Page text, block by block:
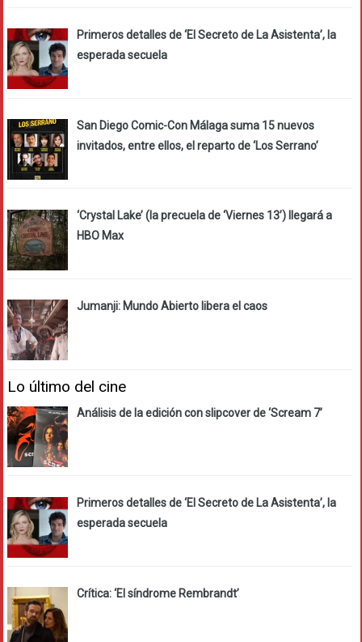
Primeros detalles de ‘El Secreto de La Asistenta’, la
esperada secuela
San Diego Comic-Con Málaga suma 15 nuevos
invitados, entre ellos, el reparto de ‘Los Serrano’
‘Crystal Lake’ (la precuela de ‘Viernes 13’) llegará a
HBO Max
Jumanji: Mundo Abierto libera el caos
Lo último del cine
Análisis de la edición con slipcover de ‘Scream 7’
Primeros detalles de ‘El Secreto de La Asistenta’, la
esperada secuela
Crítica: ‘El síndrome Rembrandt’